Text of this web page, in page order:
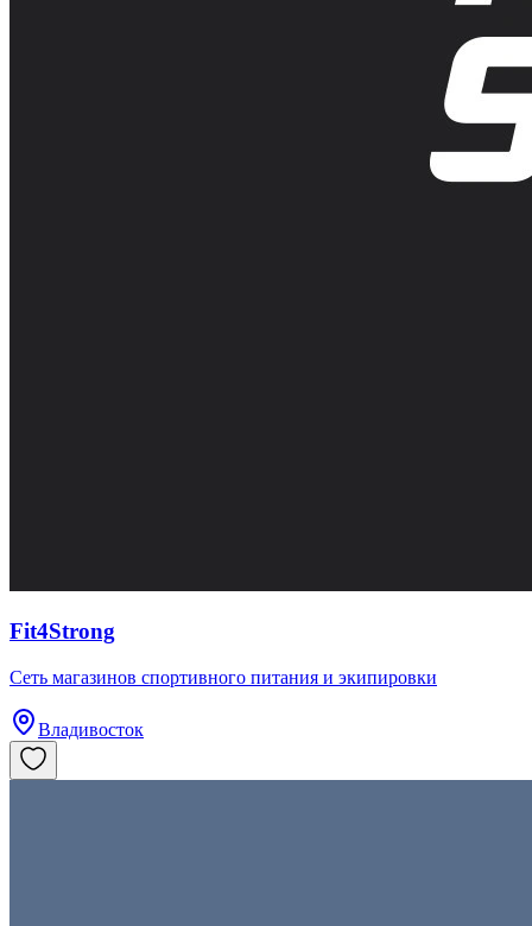
Fit4Strong
Сеть магазинов спортивного питания и экипировки
Владивосток